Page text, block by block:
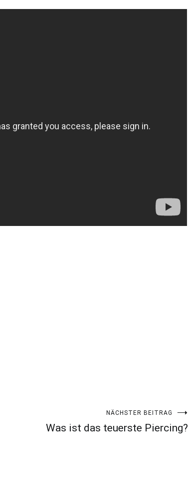
NÄCHSTER BEITRAG
Was ist das teuerste Piercing?